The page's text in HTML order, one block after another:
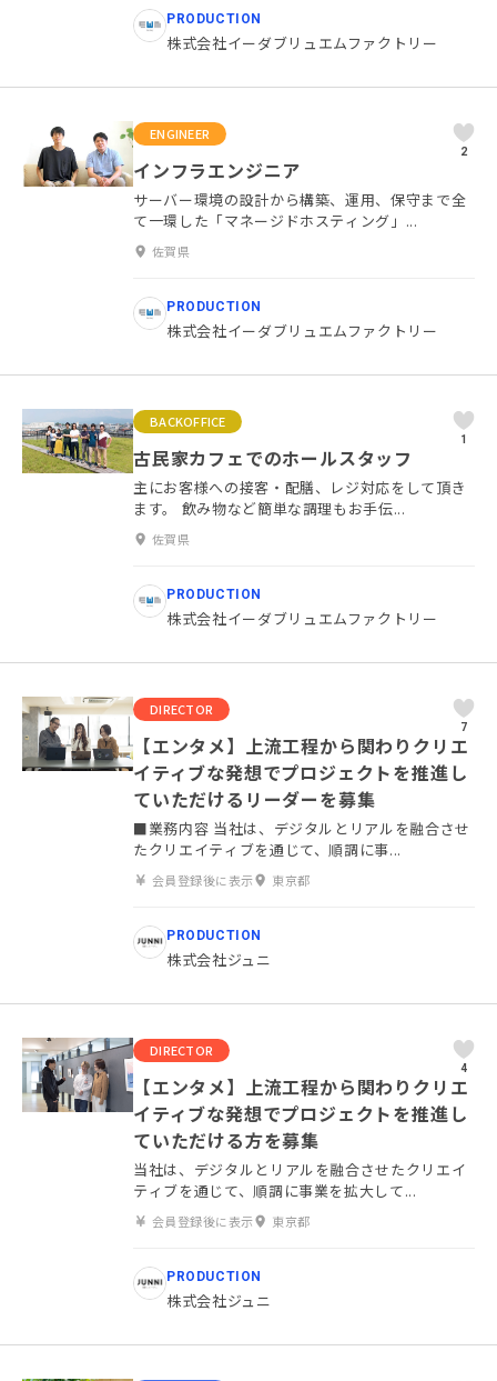
PRODUCTION
株式会社イーダブリュエムファクトリー
ENGINEER
2
インフラエンジニア
サーバー環境の設計から構築、運用、保守まで全
て一環した「マネージドホスティング」...
佐賀県
PRODUCTION
株式会社イーダブリュエムファクトリー
BACKOFFICE
1
古民家カフェでのホールスタッフ
主にお客様への接客・配膳、レジ対応をして頂き
ます。 飲み物など簡単な調理もお手伝...
佐賀県
PRODUCTION
株式会社イーダブリュエムファクトリー
DIRECTOR
7
【エンタメ】上流工程から関わりクリエ
イティブな発想でプロジェクトを推進し
ていただけるリーダーを募集
■業務内容 当社は、デジタルとリアルを融合させ
たクリエイティブを通じて、順調に事...
会員登録後に表示 東京都
PRODUCTION
株式会社ジュニ
DIRECTOR
4
【エンタメ】上流工程から関わりクリエ
イティブな発想でプロジェクトを推進し
ていただける方を募集
当社は、デジタルとリアルを融合させたクリエイ
ティブを通じて、順調に事業を拡大して...
会員登録後に表示 東京都
PRODUCTION
株式会社ジュニ